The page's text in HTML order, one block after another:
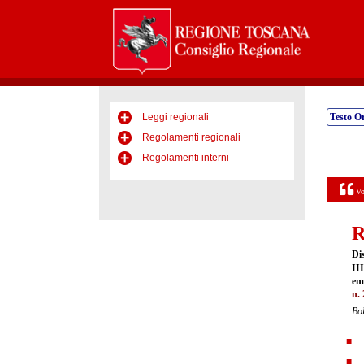
Leggi regionali
Regolamenti regionali
Regolamenti interni
Testo
III,
n.